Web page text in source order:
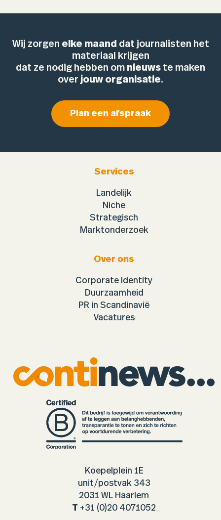
Wij zorgen elke maand dat journalisten het
materiaal krijgen
dat ze nodig hebben om nieuws te maken
over jouw organisatie.
Plan een afspraak
Services
Landelijk
Niche
Strategisch
Marktonderzoek
Over ons
Corporate Identity
Duurzaamheid
PR in Scandinavië
Vacatures
Koepelplein 1E
unit/postvak 343
2031 WL Haarlem
T+31 (0)20 4071052